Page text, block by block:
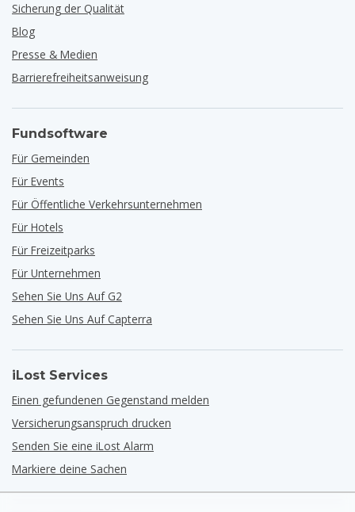
Sicherung der Qualität
Blog
Presse & Medien
Barrierefreiheitsanweisung
Fundsoftware
Für Gemeinden
Für Events
Für Öffentliche Verkehrsunternehmen
Für Hotels
Für Freizeitparks
Für Unternehmen
Sehen Sie Uns Auf G2
Sehen Sie Uns Auf Capterra
iLost Services
Einen gefundenen Gegenstand melden
Versicherungsanspruch drucken
Senden Sie eine iLost Alarm
Markiere deine Sachen